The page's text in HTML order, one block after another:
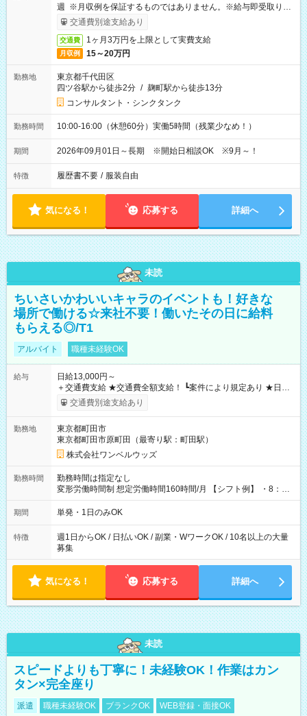
週 ※月収例を保証するものではありません。※給与即受取りサ
ービス利用可（利用条件有）
交通費別途支給あり
交通費 1ヶ月3万円を上限として実費支給
月収例 15～20万円
勤務地
東京都千代田区
四ツ谷駅から徒歩2分 / 麹町駅から徒歩13分
コンサルタント・シンクタンク
勤務時間 10:00-16:00（休憩60分）実働5時間（残業少なめ！）
期間 2026年09月01日～長期 ※開始日相談OK ※9月～！
特徴 履歴書不要 / 服装自由
気になる！ 応募する 詳細へ
未読
ちいさいかわいいキャラのイベントも！好きな
場所で働ける☆来社不要！働いたその日に給料
もらえる◎/T1
アルバイト 職種未経験OK
給与
日給13,000円～
＋交通費支給 ★交通費全額支給！ ┗案件により規定あり ★日払
いOK！（規定あり） ┗働いたその日に現金GET♪ お仕事後はコ
ンビニATMから 日払い分を引き落とせます！ 【試用期間】試
交通費別途支給あり
勤務地
東京都町田市
東京都町田市原町田（最寄り駅：町田駅）
株式会社ワンベルウッズ
勤務時間
勤務時間は指定なし
変形労働時間制 想定労働時間160時間/月 【シフト例】 ・8：00
～21：00
期間 単発・1日のみOK
特徴
週1日からOK / 日払いOK / 副業・WワークOK / 10名以上の大量
募集
気になる！ 応募する 詳細へ
未読
スピードよりも丁寧に！未経験OK！作業はカン
タン×完全座り
派遣 職種未経験OK ブランクOK WEB登録・面接OK